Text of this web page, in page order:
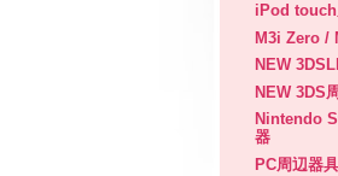
iPod touch
M3i Zero /
NEW
NEW 3DS
Nintendo
器
PC周辺器具